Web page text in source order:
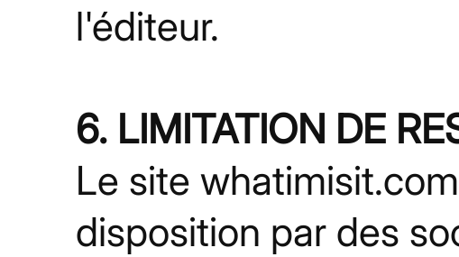
l'éditeur.
6. LIMITATION DE
Le site
disposition par des